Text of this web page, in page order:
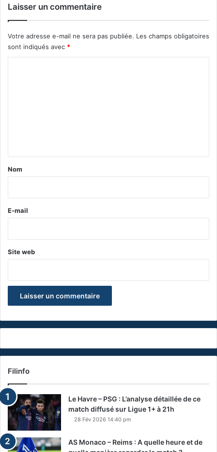
Laisser un commentaire
Votre adresse e-mail ne sera pas publiée. Les champs obligatoires
sont indiqués avec *
a
e
Nom
E-mail
Site web
Filinfo
Le Havre – PSG : L’analyse détaillée de ce
match diffusé sur Ligue 1+ à 21h
28 Fév 2026 14:40 pm
AS Monaco – Reims : A quelle heure et de